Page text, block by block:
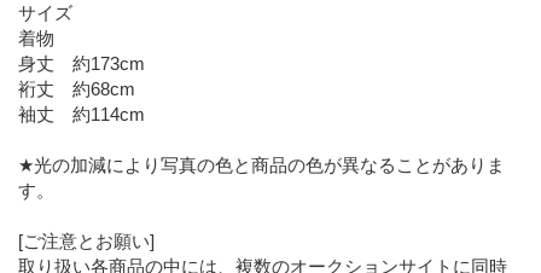
サイズ
着物
身丈 約173cm
裄丈 約68cm
袖丈 約114cm
★光の加減により写真の色と商品の色が異なることがありま
す。
[ご注意とお願い]
取り扱い各商品の中には、複数のオークションサイトに同時